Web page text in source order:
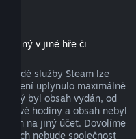
v jiné hře či
služby Steam lze
uplynulo maximálně
byl obsah vydán, od
dvě hodiny a obsah nebyl
na jiný účet. Dovolíme
nebude společnost